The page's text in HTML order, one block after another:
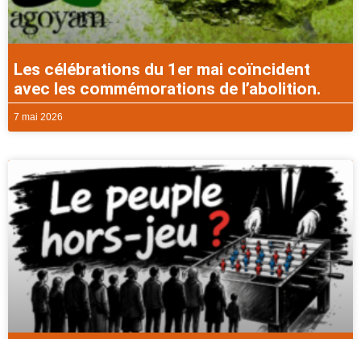
Les célébrations du 1er mai coïncident
avec les commémorations de l’abolition.
7 mai 2026